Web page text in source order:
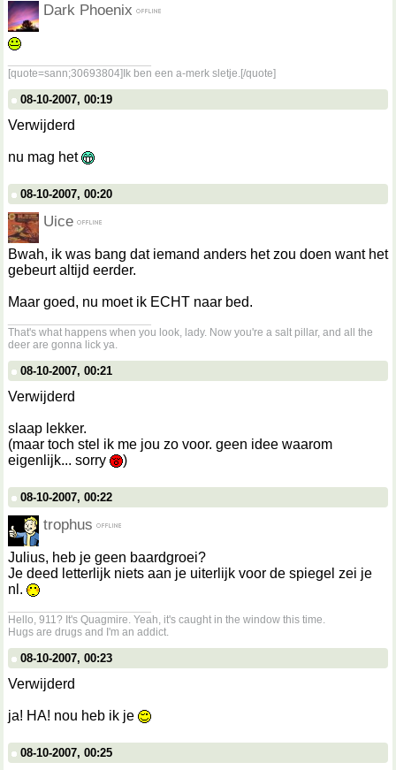
Dark Phoenix
[quote=sann;30693804]Ik ben een a-merk sletje.[/quote]
08-10-2007, 00:19
Verwijderd
nu mag het
08-10-2007, 00:20
Uice
Bwah, ik was bang dat iemand anders het zou doen want het
gebeurt altijd eerder.
Maar goed, nu moet ik ECHT naar bed.
That's what happens when you look, lady. Now you're a salt pillar, and all the
deer are gonna lick ya.
08-10-2007, 00:21
Verwijderd
slaap lekker.
(maar toch stel ik me jou zo voor. geen idee waarom
eigenlijk... sorry
)
08-10-2007, 00:22
trophus
Julius, heb je geen baardgroei?
Je deed letterlijk niets aan je uiterlijk voor de spiegel zei je
nl.
Hello, 911? It's Quagmire. Yeah, it's caught in the window this time.
Hugs are drugs and I'm an addict.
08-10-2007, 00:23
Verwijderd
ja! HA! nou heb ik je
08-10-2007, 00:25